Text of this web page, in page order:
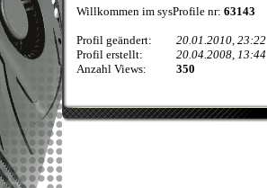
Willkommen im sysProfile nr: 63143
Profil geändert:
20.01.2010, 23:22
Profil erstellt:
20.04.2008, 13:44
Anzahl Views:
350